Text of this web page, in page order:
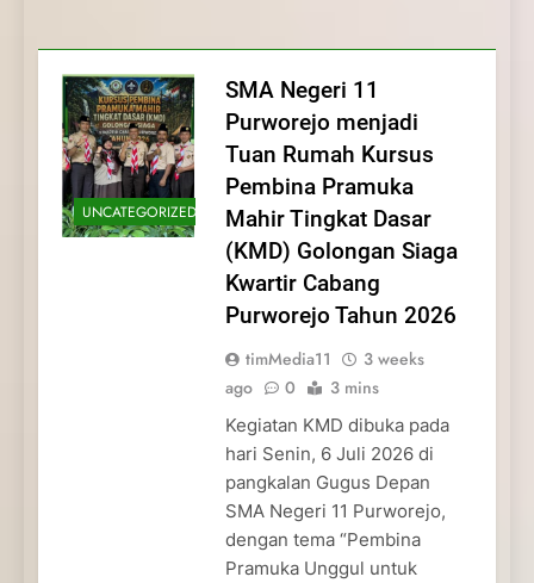
dan Pengabdian Generasi
Pramuka
Pramuka
Kepedulian
UNCATEGORIZED
SMA Negeri 11
Purworejo menjadi
Tuan Rumah Kursus
Pembina Pramuka
Mahir Tingkat Dasar
(KMD) Golongan Siaga
Kwartir Cabang
Purworejo Tahun 2026
timMedia11
3 weeks
ago
0 3 mins
Kegiatan KMD dibuka pada
hari Senin, 6 Juli 2026 di
pangkalan Gugus Depan
SMA Negeri 11 Purworejo,
dengan tema “Pembina
Pramuka Unggul untuk